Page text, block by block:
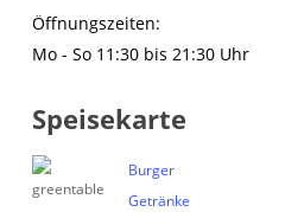
Öffnungszeiten:
Mo - So 11:30 bis 21:30 Uhr
Speisekarte
Burger
Getränke